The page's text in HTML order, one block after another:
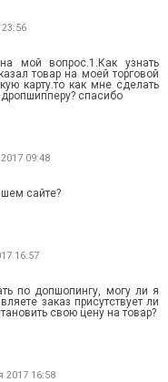
мой вопрос.1.Как узнать
товар на моей торговой
карту.то как мне сделать
дропшипперу? спасибо
09:48
сайте?
16:57
по допшопингу, могу ли я
заказ присутствует ли
свою цену на товар?
2017 16:58